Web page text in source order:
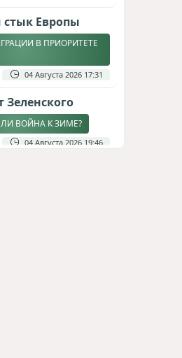
стык Европы
В ПРИОРИТЕТЕ
04 Августа 2026 17:31
Зеленского
ВОЙНА К ЗИМЕ?
04 Августа 2026 19:46